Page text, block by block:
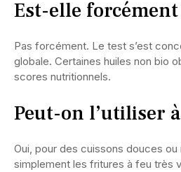
Est-elle
Pas forcément. Le test s’est
globale. Certaines huiles non bio
scores nutritionnels.
Peut-on l’utiliser
Oui, pour des cuissons douces
simplement les fritures à feu très